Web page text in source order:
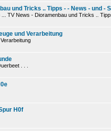
und Tricks .. Tipps - - News - und -
TV News - Dioramenbau und Tricks ..
und Verarbeitung
. . .
H0f